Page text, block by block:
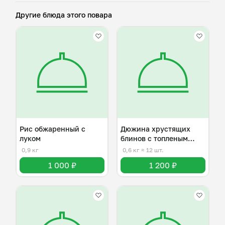
Другие блюда этого повара
Рис обжаренный с
луком
0,9 кг
1 000 ₽
Дюжина хрустящих
блинов с топленым
маслом
0,6 кг ≈ 12 шт.
1 200 ₽